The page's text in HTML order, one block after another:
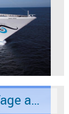
Östliches Mittelmeer 6 Tage ab Marmaris an Istanbul